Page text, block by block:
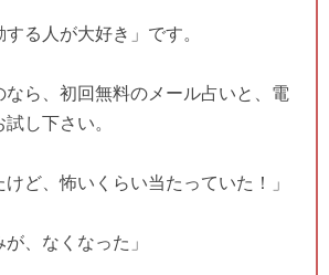
る人が大好き」です。
なら、初回無料のメール占いと、電
し下さい。
けど、怖いくらい当たっていた！」
が、なくなった」